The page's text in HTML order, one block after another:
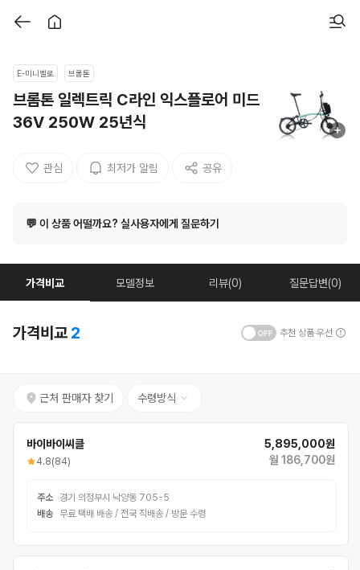
E-미니벨로 브롬톤
브롬톤 일렉트릭 C라인 익스플로어 미드
36V 250W 25년식
관심 최저가 알림 공유
💬 이 상품 어떨까요? 실사용자에게 질문하기
가격비교 모델정보 리뷰(0) 질문답변(0)
가격비교 2 추천 상품 우선
근처 판매자 찾기 수령방식
바이바이씨클
4.8(84)
5,895,000원
월 186,700원
주소
경기 의정부시 낙양동 705-5
배송
무료 택배 배송 / 전국 직배송 / 방문 수령